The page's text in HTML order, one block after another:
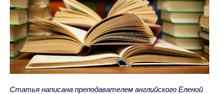
Статья написана преподавателем английского Еленой